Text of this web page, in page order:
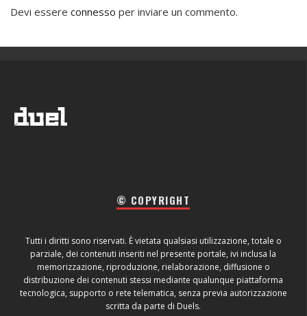
Devi essere connesso per inviare un commento.
© COPYRIGHT
Tutti i diritti sono riservati. È vietata qualsiasi utilizzazione, totale o
parziale, dei contenuti inseriti nel presente portale, ivi inclusa la
memorizzazione, riproduzione, rielaborazione, diffusione o
distribuzione dei contenuti stessi mediante qualunque piattaforma
tecnologica, supporto o rete telematica, senza previa autorizzazione
scritta da parte di Duels.